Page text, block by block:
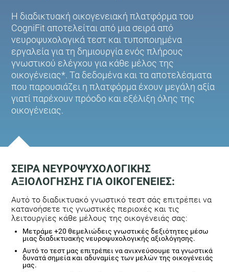
Η διαδικτυακή οικογενειακή πλατφόρμα του
CogniFit αποτελείται από μια σειρά από
νευροψυχολογικά τεστ και τυποποιημένα
εργαλεία για τη δημιουργία ενός πλήρους
γνωστικού ελέγχου για κάθε μέλος της
οικογένειας*. Τα δεδομένα και τα αποτελέσματα
που παρουσιάζει η πλατφόρμα έχουν μεγάλη αξία
γιατί παρέχουν πρόοδο και εξέλιξη όλης της
οικογένειας.
ΣΕΙΡΆ ΝΕΥΡΟΨΥΧΟΛΟΓΙΚΉΣ
ΑΞΙΟΛΌΓΗΣΗΣ ΓΙΑ ΟΙΚΟΓΈΝΕΙΕΣ:
Αυτό το διαδικτυακό γνωστικό τεστ σάς επιτρέπει να
κατανοήσετε τις γνωστικές περιοχές και τις
λειτουργίες κάθε μέλους της οικογένειάς σας:
Μετράμε +20 θεμελιώδεις γνωστικές δεξιότητες μέσω
μιας διαδικτυακής νευροψυχολογικής αξιολόγησης.
Αυτό το τεστ μας επιτρέπει να ανιχνεύσουμε τα γνωστικά
δυνατά σημεία και αδυναμίες των μελών της οικογένειάς
μας.